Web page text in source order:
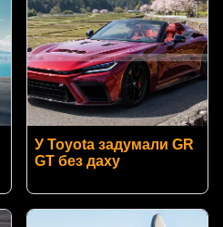
У Toyota задумали GR
GT без даху